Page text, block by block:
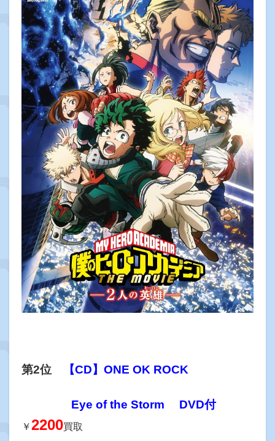
第2位 【CD】ONE OK ROCK
Eye of the Storm DVD付
￥2200買取